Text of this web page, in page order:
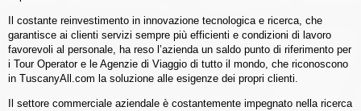
Il costante reinvestimento in innovazione tecnologica e ricerca, che
garantisce ai clienti servizi sempre più efficienti e condizioni di lavoro
favorevoli al personale, ha reso l’azienda un saldo punto di riferimento per
i Tour Operator e le Agenzie di Viaggio di tutto il mondo, che riconoscono
in TuscanyAll.com la soluzione alle esigenze dei propri clienti.
Il settore commerciale aziendale è costantemente impegnato nella ricerca